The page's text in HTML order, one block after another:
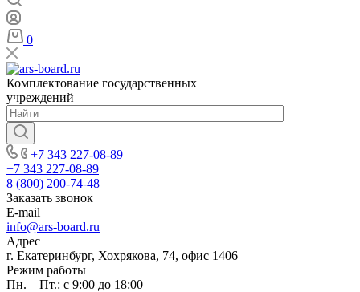
0
Комплектование государственных
учреждений
+7 343 227-08-89
+7 343 227-08-89
8 (800) 200-74-48
Заказать звонок
E-mail
info@ars-board.ru
Адрес
г. Екатеринбург, Хохрякова, 74, офис 1406
Режим работы
Пн. – Пт.: с 9:00 до 18:00